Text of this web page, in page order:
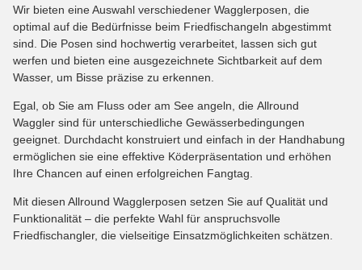
Wir bieten eine Auswahl verschiedener Wagglerposen, die
optimal auf die Bedürfnisse beim Friedfischangeln abgestimmt
sind. Die Posen sind hochwertig verarbeitet, lassen sich gut
werfen und bieten eine ausgezeichnete Sichtbarkeit auf dem
Wasser, um Bisse präzise zu erkennen.
Egal, ob Sie am Fluss oder am See angeln, die Allround
Waggler sind für unterschiedliche Gewässerbedingungen
geeignet. Durchdacht konstruiert und einfach in der Handhabung
ermöglichen sie eine effektive Köderpräsentation und erhöhen
Ihre Chancen auf einen erfolgreichen Fangtag.
Mit diesen Allround Wagglerposen setzen Sie auf Qualität und
Funktionalität – die perfekte Wahl für anspruchsvolle
Friedfischangler, die vielseitige Einsatzmöglichkeiten schätzen.